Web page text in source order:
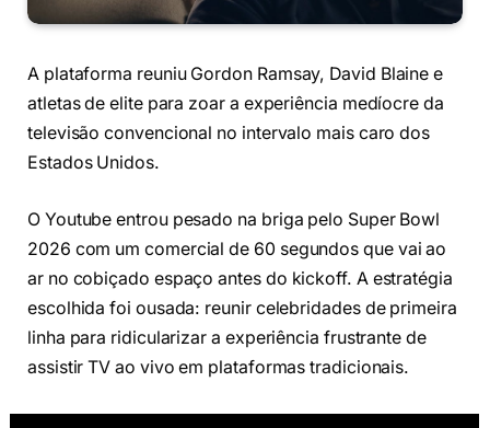
A plataforma reuniu Gordon Ramsay, David Blaine e
atletas de elite para zoar a experiência medíocre da
televisão convencional no intervalo mais caro dos
Estados Unidos.
O Youtube entrou pesado na briga pelo Super Bowl
2026 com um comercial de 60 segundos que vai ao
ar no cobiçado espaço antes do kickoff. A estratégia
escolhida foi ousada: reunir celebridades de primeira
linha para ridicularizar a experiência frustrante de
assistir TV ao vivo em plataformas tradicionais.